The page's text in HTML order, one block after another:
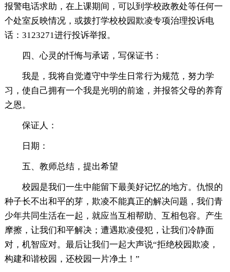
报警电话求助，在上课期间，可以到学校政教处等任何一
个处室反映情况，或拨打学校校园欺凌专项治理投诉电
话：3123271进行投诉举报。
四、心灵的忏悔与承诺，写保证书：
我是，我将自觉遵守中学生日常行为规范，努力学
习，使自己拥有一个我是光明的前途，并报答父母的养育
之恩。
保证人：
日期：
五、教师总结，提出希望
校园是我们一生中能留下最美好记忆的地方。仇恨的
种子长不出和平的芽，欺凌不能真正的解决问题，我们青
少年共同生活在一起，就应当互相帮助、互相包容。产生
摩擦，让我们和平解决；遭遇欺凌侵犯，让我们冷静面
对，机智应对。最后让我们一起大声说“拒绝校园欺凌，
构建和谐校园，还校园一片净土！”